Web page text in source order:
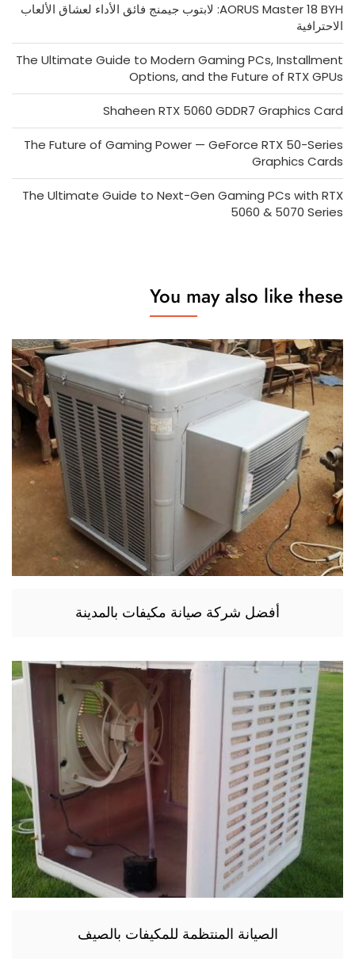
AORUS Master 18 BYH: لابتوب جيمنج فائق الأداء لعشاق الألعاب
الاحترافية
The Ultimate Guide to Modern Gaming PCs, Installment
Options, and the Future of RTX GPUs
Shaheen RTX 5060 GDDR7 Graphics Card
The Future of Gaming Power — GeForce RTX 50-Series
Graphics Cards
The Ultimate Guide to Next-Gen Gaming PCs with RTX
5060 & 5070 Series
You may also like these
أفضل شركة صيانة مكيفات بالمدينة
الصيانة المنتظمة للمكيفات بالصيف